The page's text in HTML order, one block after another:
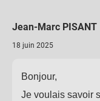
Jean-Marc PISANT
18 juin 2025
Bonjour,
Je voulais savoir